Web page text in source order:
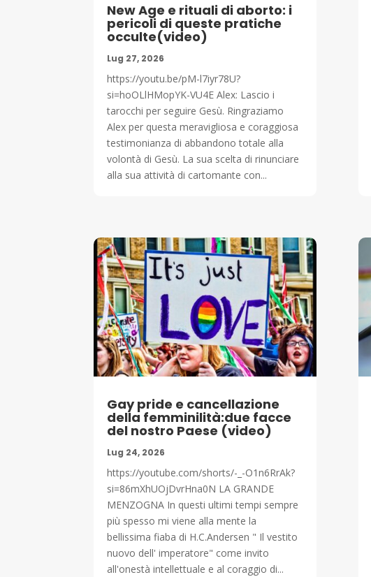
New Age e rituali di aborto: i
pericoli di queste pratiche
occulte(video)
Lug 27, 2026
https://youtu.be/pM-l7iyr78U?
si=hoOLlHMopYK-VU4E Alex: Lascio i
tarocchi per seguire Gesù. Ringraziamo
Alex per questa meravigliosa e coraggiosa
testimonianza di abbandono totale alla
volontà di Gesù. La sua scelta di rinunciare
alla sua attività di cartomante con...
Gay pride e cancellazione
della femminilità:due facce
del nostro Paese (video)
Lug 24, 2026
https://youtube.com/shorts/-_-O1n6RrAk?
si=86mXhUOjDvrHna0N LA GRANDE
MENZOGNA In questi ultimi tempi sempre
più spesso mi viene alla mente la
bellissima fiaba di H.C.Andersen " Il vestito
nuovo dell' imperatore" come invito
all'onestà intellettuale e al coraggio di...